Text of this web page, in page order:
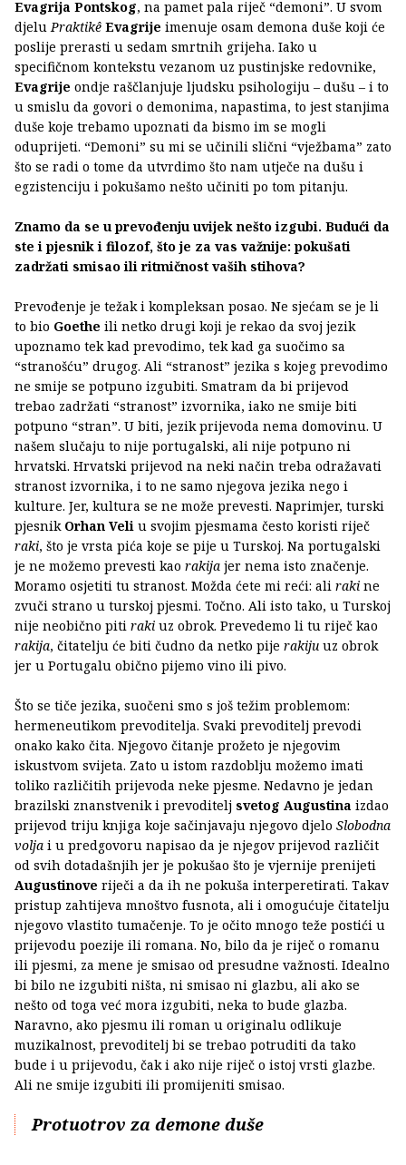
Evagrija Pontskog, na pamet pala riječ “demoni”. U svom
djeluPraktikê Evagrije imenuje osam demona duše koji će
poslije prerasti u sedam smrtnih grijeha. Iako u
specifičnom kontekstu vezanom uz pustinjske redovnike,
Evagrije ondje raščlanjuje ljudsku psihologiju – dušu – i to
u smislu da govori o demonima, napastima, to jest stanjima
duše koje trebamo upoznati da bismo im se mogli
oduprijeti. “Demoni” su mi se učinili slični “vježbama” zato
što se radi o tome da utvrdimo što nam utječe na dušu i
egzistenciju i pokušamo nešto učiniti po tom pitanju.
Znamo da se u prevođenju uvijek nešto izgubi. Budući da
ste i pjesnik i filozof, što je za vas važnije: pokušati
zadržati smisao ili ritmičnost vaših stihova?
Prevođenje je težak i kompleksan posao. Ne sjećam se je li
to bio Goethe ili netko drugi koji je rekao da svoj jezik
upoznamo tek kad prevodimo, tek kad ga suočimo sa
“stranošću” drugog. Ali “stranost” jezika s kojeg prevodimo
ne smije se potpuno izgubiti. Smatram da bi prijevod
trebao zadržati “stranost” izvornika, iako ne smije biti
potpuno “stran”. U biti, jezik prijevoda nema domovinu. U
našem slučaju to nije portugalski, ali nije potpuno ni
hrvatski. Hrvatski prijevod na neki način treba odražavati
stranost izvornika, i to ne samo njegova jezika nego i
kulture. Jer, kultura se ne može prevesti. Naprimjer, turski
pjesnik Orhan Veli u svojim pjesmama često koristi riječ
raki, što je vrsta pića koje se pije u Turskoj. Na portugalski
je ne možemo prevesti kao rakija jer nema isto značenje.
Moramo osjetiti tu stranost. Možda ćete mi reći: ali raki ne
zvuči strano u turskoj pjesmi. Točno. Ali isto tako, u Turskoj
nije neobično piti raki uz obrok. Prevedemo li tu riječ kao
rakija, čitatelju će biti čudno da netko pije rakiju uz obrok
jer u Portugalu obično pijemo vino ili pivo.
Što se tiče jezika, suočeni smo s još težim problemom:
hermeneutikom prevoditelja. Svaki prevoditelj prevodi
onako kako čita. Njegovo čitanje prožeto je njegovim
iskustvom svijeta. Zato u istom razdoblju možemo imati
toliko različitih prijevoda neke pjesme. Nedavno je jedan
brazilski znanstvenik i prevoditelj svetog Augustina izdao
prijevod triju knjiga koje sačinjavaju njegovo djelo Slobodna
volja i u predgovoru napisao da je njegov prijevod različit
od svih dotadašnjih jer je pokušao što je vjernije prenijeti
Augustinove riječi a da ih ne pokuša interperetirati. Takav
pristup zahtijeva mnoštvo fusnota, ali i omogućuje čitatelju
njegovo vlastito tumačenje. To je očito mnogo teže postići u
prijevodu poezije ili romana. No, bilo da je riječ o romanu
ili pjesmi, za mene je smisao od presudne važnosti. Idealno
bi bilo ne izgubiti ništa, ni smisao ni glazbu, ali ako se
nešto od toga već mora izgubiti, neka to bude glazba.
Naravno, ako pjesmu ili roman u originalu odlikuje
muzikalnost, prevoditelj bi se trebao potruditi da tako
bude i u prijevodu, čak i ako nije riječ o istoj vrsti glazbe.
Ali ne smije izgubiti ili promijeniti smisao.
Protuotrov za demone duše